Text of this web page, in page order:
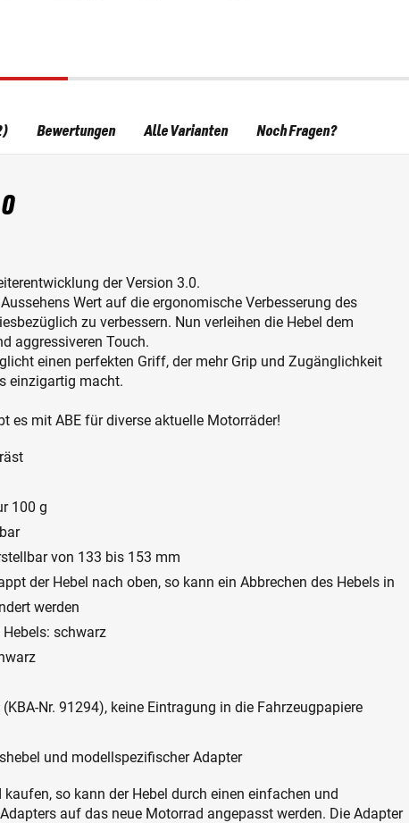
der Version 3.0.
Wert auf die ergonomische Verbesserung des
zu verbessern. Nun verleihen die Hebel dem
aggressiveren Touch.
einen perfekten Griff, der mehr Grip und Zugänglichkeit
einzigartig macht.
es mit ABE für diverse aktuelle Motorräder!
100 g
von 133 bis 153 mm
der Hebel nach oben, so kann ein Abbrechen des Hebels in
werden
Hebels: schwarz
Nr. 91294), keine Eintragung in die Fahrzeugpapiere
und modellspezifischer Adapter
so kann der Hebel durch einen einfachen und
auf das neue Motorrad angepasst werden. Die Adapter
Bewertungen Alle Varianten Noch Fragen?